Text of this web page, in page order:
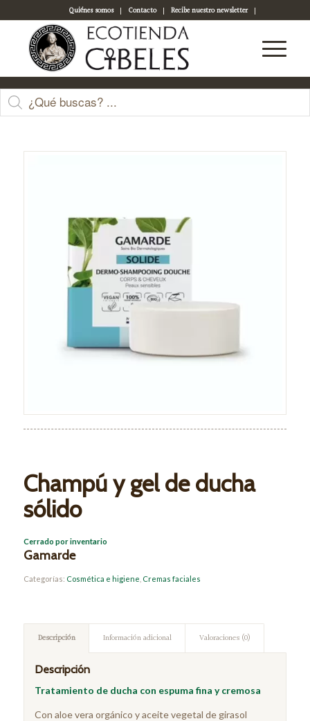
Quiénes somos Contacto
Recibe nuestro newsletter
Acceso a tu cuenta
Tienda
Champú y gel de ducha
sólido
Cerrado por inventario
Gamarde
Categorías: Cosmética e higiene Cremas faciales
Descripción Información adicional Valoraciones (0)
Descripción
Tratamiento de ducha con espuma fina y cremosa
Con aloe vera orgánico y aceite vegetal de girasol